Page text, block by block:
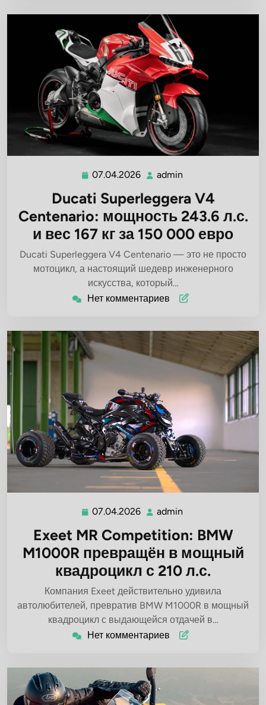
07.04.2026 07.04.2026
admin
Ducati Superleggera V4
Centenario: мощность 243.6 л.с.
и вес 167 кг за 150 000 евро
Ducati Superleggera V4 Centenario — это не просто
мотоцикл, а настоящий шедевр инженерного
искусства, который…
Нет комментариев
07.04.2026 07.04.2026
admin
Exeet MR Competition: BMW
M1000R превращён в мощный
квадроцикл с 210 л.с.
Компания Exeet действительно удивила
автолюбителей, превратив BMW M1000R в мощный
квадроцикл с выдающейся отдачей в…
Нет комментариев